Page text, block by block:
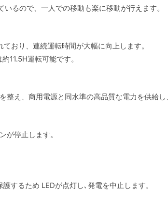
るので、一人での移動も楽に移動が行えます。
おり、連続運転時間が大幅に向上します。
11.5H運転可能です。
え、商用電源と同水準の高品質な電力を供給
が停止します。
するため LEDが点灯し､発電を中止します。